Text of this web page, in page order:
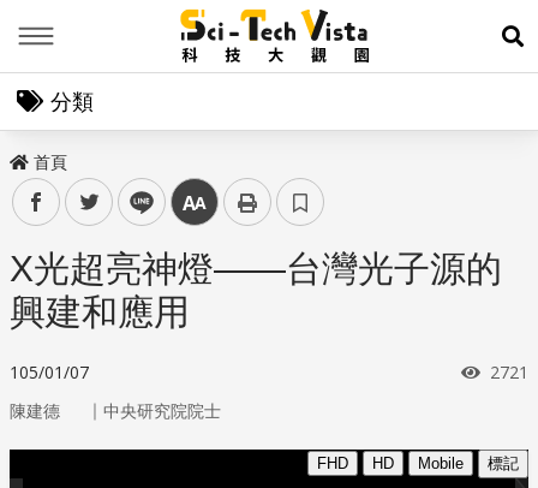
展
分類
首頁
facebooktwitter line 中
X光超亮神燈——台灣光子源的
興建和應用
105/01/07 瀏覽
2721
陳建德 ｜ 中央研究院院士